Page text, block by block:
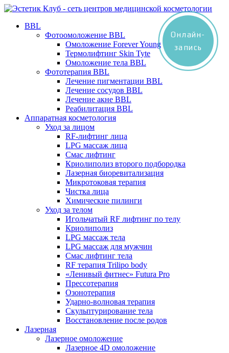
BBL
Фотоомоложение BBL
Омоложение Forever Young
Термолифтинг Skin Tyte
Омоложение тела BBL
Фототерапия BBL
Лечение пигментации BBL
Лечение сосудов BBL
Лечение акне BBL
Реабилитация BBL
Аппаратная косметология
Уход за лицом
RF-лифтинг лица
LPG массаж лица
Смас лифтинг
Криолиполиз второго подбородка
Лазерная биоревитализация
Микротоковая терапия
Чистка лица
Химические пилинги
Уход за телом
Игольчатый RF лифтинг по телу
Криолиполиз
LPG массаж тела
LPG массаж для мужчин
Смас лифтинг тела
RF терапия Trilipo body
«Ленивый фитнес» Futura Pro
Прессотерапия
Озонотерапия
Ударно-волновая терапия
Скульптурирование тела
Восстановление после родов
Лазерная
Лазерное омоложение
Лазерное 4D омоложение
Онлайн-
запись